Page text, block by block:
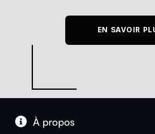
EN SAVOIR
À pro­pos